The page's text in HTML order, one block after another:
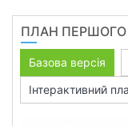
ПЛАН ПЕРШОГО
Базова версія
Інтерактивний